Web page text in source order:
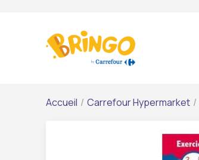
Accueil / Carrefour Hypermarket /